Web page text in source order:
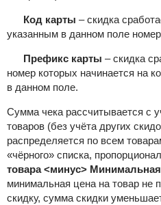
Код карты – скидка
указанным в данном поле
Префикс карты – скидка
номер которых начинается на
в данном поле.
Сумма чека рассчитывается с
товаров (без учёта других
распределяется по всем
«чёрного» списка,
товара <минус>
минимальная цена на товар не
скидку, сумма скидки